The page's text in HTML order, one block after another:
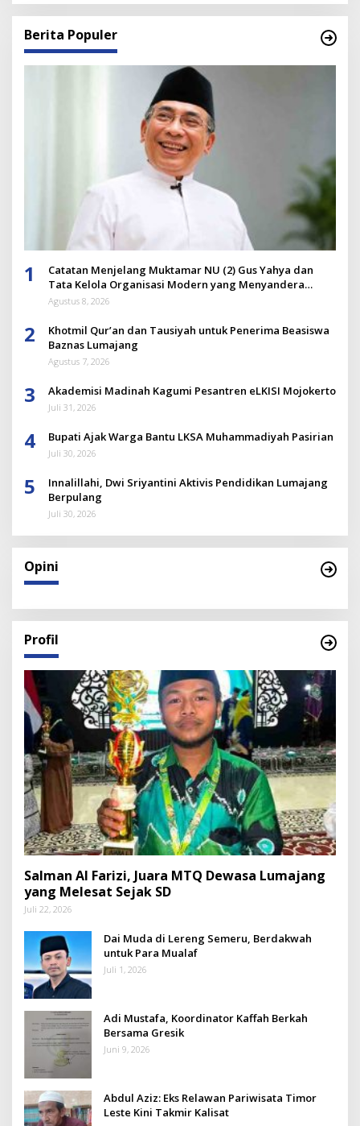
Berita Populer
1
Catatan Menjelang Muktamar NU (2) Gus Yahya dan
Tata Kelola Organisasi Modern yang Menyandera
Dirinya
Agustus 8, 2026
2
Khotmil Qur’an dan Tausiyah untuk Penerima Beasiswa
Baznas Lumajang
Agustus 7, 2026
3 Akademisi Madinah Kagumi Pesantren eLKISI Mojokerto
Juli 31, 2026
4 Bupati Ajak Warga Bantu LKSA Muhammadiyah Pasirian
Juli 30, 2026
5
Innalillahi, Dwi Sriyantini Aktivis Pendidikan Lumajang
Berpulang
Juli 30, 2026
Opini
Profil
Salman Al Farizi, Juara MTQ Dewasa Lumajang
yang Melesat Sejak SD
Juli 22, 2026
Dai Muda di Lereng Semeru, Berdakwah
untuk Para Mualaf
Juli 1, 2026
Adi Mustafa, Koordinator Kaffah Berkah
Bersama Gresik
Juni 9, 2026
Abdul Aziz: Eks Relawan Pariwisata Timor
Leste Kini Takmir Kalisat